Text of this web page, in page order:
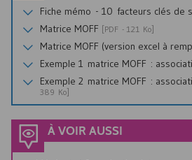
Fiche mémo - 10 facteurs clés de
Matrice MOFF [PDF - 121 Ko]
Matrice MOFF (version excel à
Exemple 1 matrice MOFF :
Exemple 2 matrice MOFF :
389 Ko]
À VOIR AUSSI